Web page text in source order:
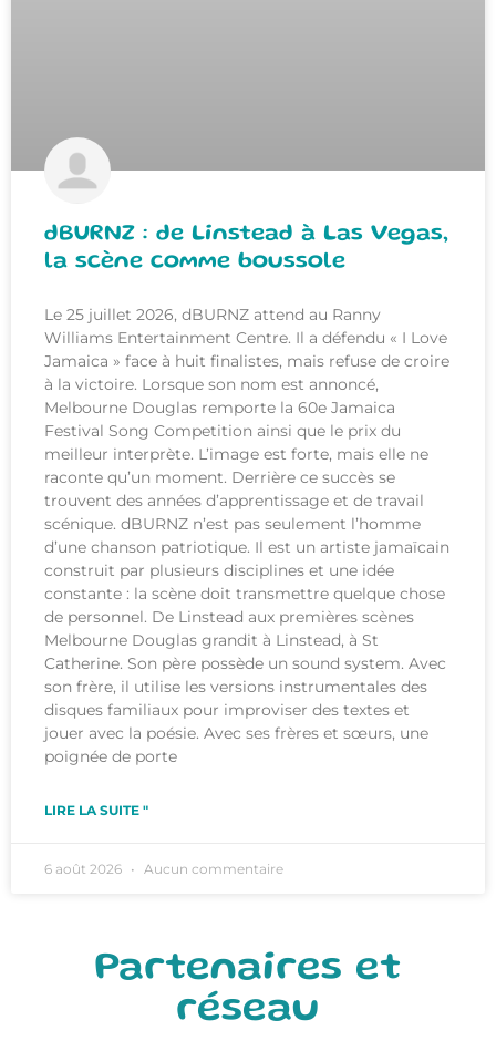
dBURNZ : de Linstead à Las Vegas,
la scène comme boussole
Le 25 juillet 2026, dBURNZ attend au Ranny
Williams Entertainment Centre. Il a défendu « I Love
Jamaica » face à huit finalistes, mais refuse de croire
à la victoire. Lorsque son nom est annoncé,
Melbourne Douglas remporte la 60e Jamaica
Festival Song Competition ainsi que le prix du
meilleur interprète. L’image est forte, mais elle ne
raconte qu’un moment. Derrière ce succès se
trouvent des années d’apprentissage et de travail
scénique. dBURNZ n’est pas seulement l’homme
d’une chanson patriotique. Il est un artiste jamaïcain
construit par plusieurs disciplines et une idée
constante : la scène doit transmettre quelque chose
de personnel. De Linstead aux premières scènes
Melbourne Douglas grandit à Linstead, à St
Catherine. Son père possède un sound system. Avec
son frère, il utilise les versions instrumentales des
disques familiaux pour improviser des textes et
jouer avec la poésie. Avec ses frères et sœurs, une
poignée de porte
LIRE LA SUITE "
6 août 2026 Aucun commentaire
Partenaires et
réseau